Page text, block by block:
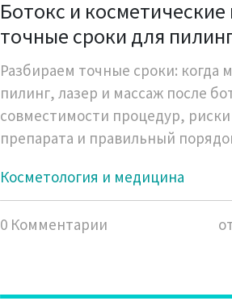
Ботокс и
точные сроки для
массажа
Разбираем точные сроки: когда
пилинг, лазер и массаж после
совместимости процедур,
препарата и правильный
Косметология и медицина
0 Комментарии